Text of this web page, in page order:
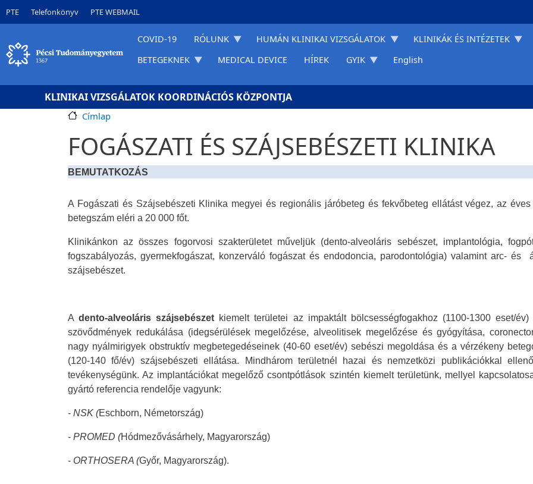
Ugrás a tartalomra
Gyorslinkek
PTE Telefonkönyv PTE WEBMAIL
COVID-19 RÓLUNK HUMÁN KLINIKAI VIZSGÁLATOK KLINIKÁK ÉS INTÉZETEK
BETEGEKNEK
MEDICAL DEVICE HÍREK GYIK English
KLINIKAI VIZSGÁLATOK KOORDINÁCIÓS KÖZPONTJA
Címlap
FOGÁSZATI ÉS SZÁJSEBÉSZETI KLINIKA
BEMUTATKOZÁS
A Fogászati és Szájsebészeti Klinika megyei és regionális járóbeteg és fekvőbeteg ellátást végez, az éves
betegszám eléri a 20 000 főt.
Klinikánkon az összes fogorvosi szakterületet műveljük (dento-alveoláris sebészet, implantológia,
fogszabályozás, gyermekfogászat, konzerváló fogászat és endodoncia, parodontológia) valamint arc- és
szájsebészet.
Adento-alveoláris szájsebészet kiemelt területei az impaktált bölcsességfogakhoz (1100-1300 eset/év)
szövődmények redukálása (idegsérülések megelőzése, alveolitisek megelőzése és gyógyítása,
nagy nyálmirigyek obstruktív megbetegedéseinek (40-60 eset/év) sebészi megoldása és a vérzékeny
(120-140 fő/év) szájsebészeti ellátása. Mindhárom területnél hazai és nemzetközi publikációkkal
tevékenységünk. Az implantációkat megelőző csontpótlások szintén kiemelt területünk, mellyel
gyártó referencia rendelője vagyunk:
- NSK (Eschborn, Németország)
- PROMED (Hódmezővásárhely, Magyarország)
- ORTHOSERA (Győr, Magyarország).